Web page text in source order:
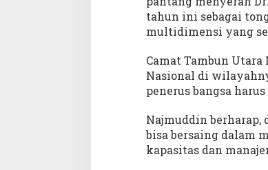
tahun ini sebagai
multidimensi yang
Camat Tambun
Nasional di
penerus bangsa
Najmuddin berharap,
bisa bersaing dalam
kapasitas dan